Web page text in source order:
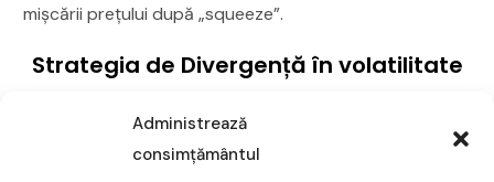
Administrează
consimțământul
mișcării prețului după „squeeze”.
Strategia de Divergență în volatilitate
volatilitatea implicită. O divergență crescută poate
sugera o iminentă schimbare în volatilitate și poate fi